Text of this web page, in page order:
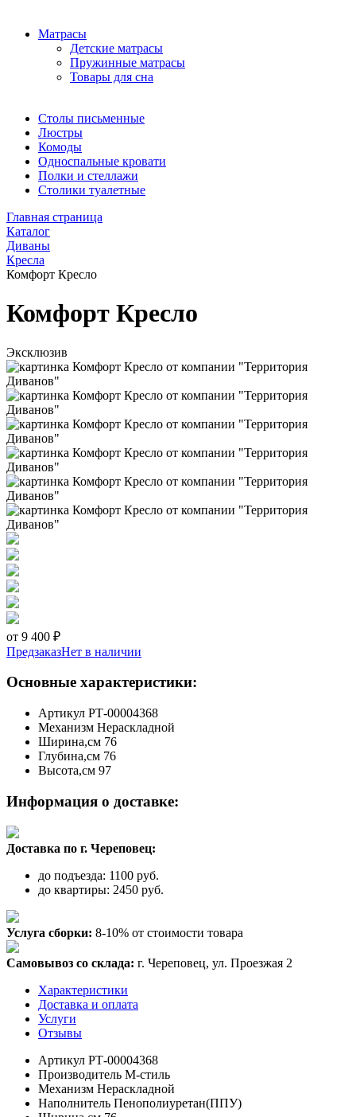
Матрасы
Детские матрасы
Пружинные матрасы
Товары для сна
Столы письменные
Люстры
Комоды
Односпальные кровати
Полки и стеллажи
Столики туалетные
Главная страница
Каталог
Диваны
Кресла
Комфорт Кресло
Комфорт Кресло
Эксклюзив
от 9 400 ₽
ПредзаказНет в наличии
Основные характеристики:
Артикул РТ-00004368
Механизм Нераскладной
Ширина,см 76
Глубина,см 76
Высота,см 97
Информация о доставке:
Доставка по г. Череповец:
до подъезда: 1100 руб.
до квартиры: 2450 руб.
Услуга сборки: 8-10% от стоимости товара
Самовывоз со склада: г. Череповец, ул. Проезжая 2
Характеристики
Доставка и оплата
Услуги
Отзывы
Артикул РТ-00004368
Производитель М-стиль
Механизм Нераскладной
Наполнитель Пенополиуретан(ППУ)